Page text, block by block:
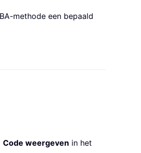
methode een bepaald
Code weergeven in het